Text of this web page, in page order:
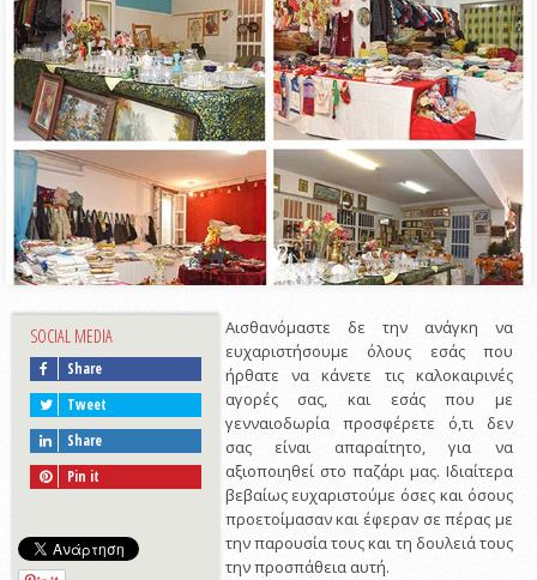
SOCIAL MEDIA
Share
Tweet
Share
Pin it
Αισθανόμαστε δε την ανάγκη να
ευχαριστήσουμε όλους εσάς που
ήρθατε να κάνετε τις καλοκαιρινές
αγορές σας, και εσάς που με
γενναιοδωρία προσφέρετε ό,τι δεν
σας είναι απαραίτητο, για να
αξιοποιηθεί στο παζάρι μας. Ιδιαίτερα
βεβαίως ευχαριστούμε όσες και όσους
προετοίμασαν και έφεραν σε πέρας με
την παρουσία τους και τη δουλειά τους
την προσπάθεια αυτή.